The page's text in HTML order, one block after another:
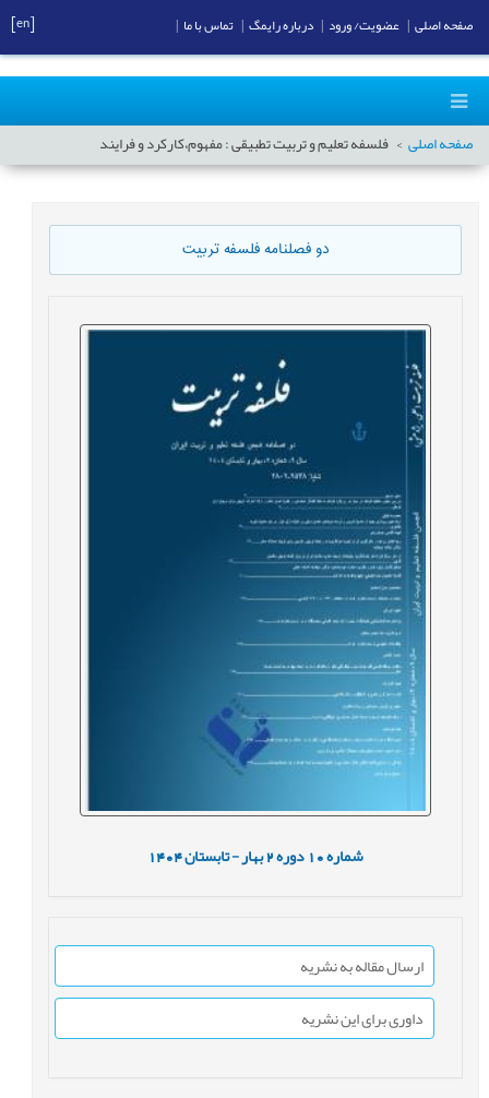
صفحه اصلی فلسفه تعلیم و تربیت تطبیقی : مفهوم،کارکرد و فرایند
دو فصلنامه فلسفه تربیت
شماره10 دوره2 بهار - تابستان1404
ارسال مقاله به نشریه
داوری برای این نشریه
صفحه اصلی عضویت/ ورود درباره رایمگ تماس با ما